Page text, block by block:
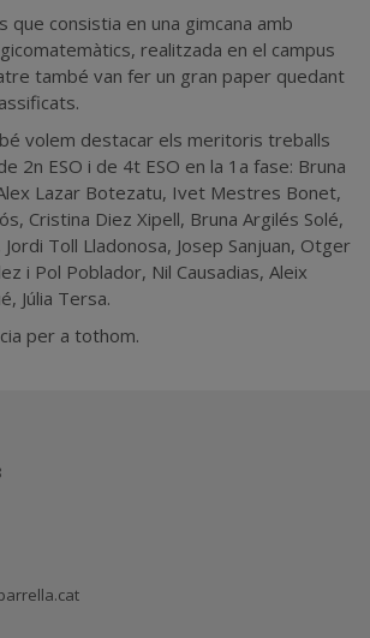
que consistia en una gimcana amb
realitzada en el campus
també van fer un gran paper quedant
volem destacar els meritoris treballs
2n ESO i de 4t ESO en la 1a fase: Bruna
Lazar Botezatu, Ivet Mestres Bonet,
Cristina Diez Xipell, Bruna Argilés Solé,
Toll Lladonosa, Josep Sanjuan, Otger
i Pol Poblador, Nil Causadias, Aleix
Júlia Tersa.
per a tothom.